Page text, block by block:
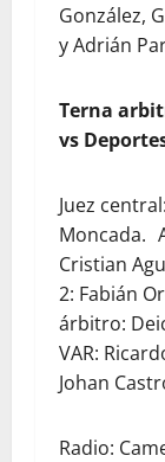
González,
y Adrián
Terna
vs
Juez
Moncada.
Cristian
2: Fabián
árbitro:
VAR:
Johan
Radio: